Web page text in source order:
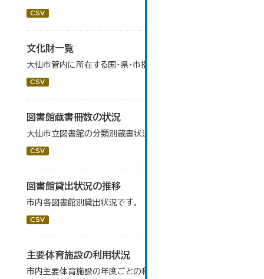
CSV
文化財一覧
大仙市管内に所在する国・県・市指定等文化財の一覧です。
CSV
図書館蔵書冊数の状況
大仙市立図書館の分類別蔵書状況です。
CSV
図書館貸出状況の推移
市内各図書館別貸出状況です。
CSV
主要体育施設の利用状況
市内主要体育施設の年度ごとの利用状況データです。